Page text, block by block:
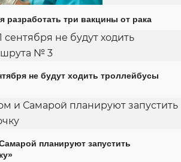
разработать три вакцины от рака
не будут ходить троллейбусы
планируют запустить